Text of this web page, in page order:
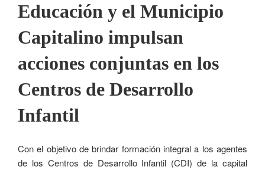
Educación y el Municipio
Capitalino impulsan
acciones conjuntas en los
Centros de Desarrollo
Infantil
Con el objetivo de brindar formación integral a los agentes
de los Centros de Desarrollo Infantil (CDI) de la capital